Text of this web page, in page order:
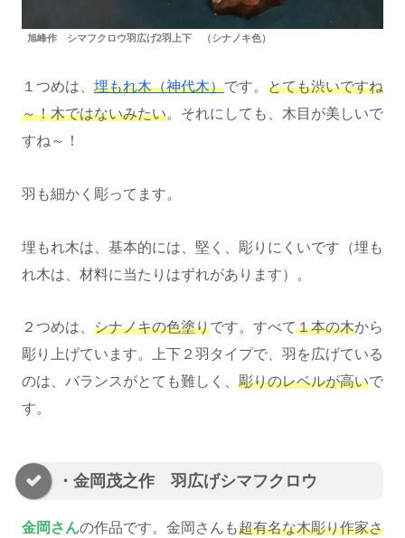
旭峰作 シマフクロウ羽広げ2羽上下 （シナノキ色）
１つめは、 埋もれ木（神代木）です。 とても渋いですね
～！木ではないみたい。それにしても、木目が美しいで
すね～！
羽も細かく彫ってます。
埋もれ木は、基本的には、堅く、彫りにくいです（埋も
れ木は、材料に当たりはずれがあります）。
２つめは、 シナノキの色塗りです。すべて１本の木から
彫り上げています。上下２羽タイプで、羽を広げている
のは、バランスがとても難しく、 彫りのレベルが高いで
す。
・金岡茂之作 羽広げシマフクロウ
金岡さんの作品です。金岡さんも超有名な木彫り作家さ